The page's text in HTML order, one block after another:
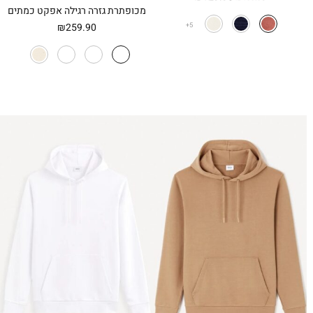
היה:
הוא:
5
מכופתרת גזרה רגילה אפקט כמתים
₪259.90